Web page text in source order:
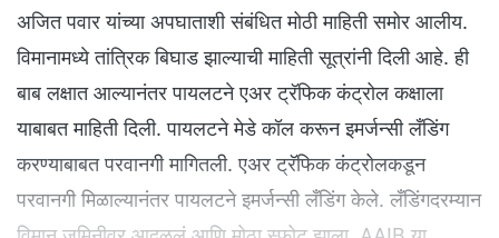
अजित पवार यांच्या अपघाताशी संबंधित मोठी माहिती समोर आलीय.
विमानामध्ये तांत्रिक बिघाड झाल्याची माहिती सूत्रांनी दिली आहे. ही
बाब लक्षात आल्यानंतर पायलटने एअर ट्रॅफिक कंट्रोल कक्षाला
याबाबत माहिती दिली. पायलटने मेडे कॉल करून इमर्जन्सी लँडिंग
करण्याबाबत परवानगी मागितली. एअर ट्रॅफिक कंट्रोलकडून
परवानगी मिळाल्यानंतर पायलटने इमर्जन्सी लँडिंग केले. लँडिंगदरम्यान